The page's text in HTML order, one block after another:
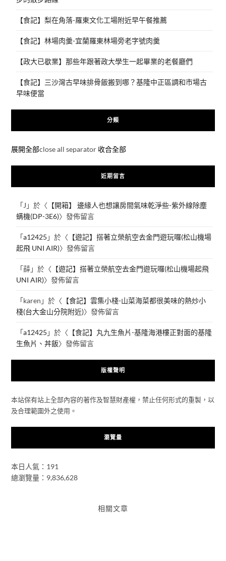
【食記】梨在角落-羅東文化工場附近早午餐推薦
【食記】林場肉羹-宜蘭羅東林場旁老字號肉羹
【政大已歇業】那些年跟著政大學生一起畢業的老餐廳們
【食記】三沙灣古早味排骨飯搬到哪？基隆中正區調和市場古
早味便當
分類
展開全部close all separator 收合全部
近期留言
「J 」於〈 【開箱】 邊緣人也想讓房間氣味乾淨些-紫外線除塵
螨機(DP-3E6)〉發佈留言
「a12425 」於〈 【遊記】搭著立榮航空去金門遊玩囉(松山機場
起飛 UNI AIR)〉發佈留言
「薛」於〈 【遊記】搭著立榮航空去金門遊玩囉(松山機場起飛
UNI AIR)〉發佈留言
「karen 」於〈 【食記】雲集小棧-山菜海菜都很美味的熱炒小
棧(台大金山分院附近)〉發佈留言
「a12425 」於〈 【食記】丸九生魚片-基隆海港樓正對面的基隆
生魚片、丼飯〉發佈留言
版權聲明
本站保有站上全部內容的著作及智慧財產權，禁止任何形式的重製，以
及合理範圍外之使用。
瀏覽量
本日人氣：191
總瀏覽量：9,836,628
相關文章